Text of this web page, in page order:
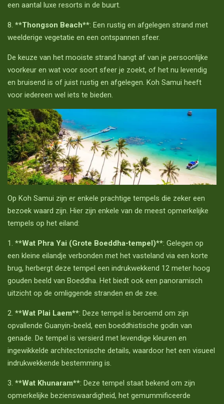
een aantal luxe resorts in de buurt.
8. **Thongson Beach**: Een rustig en afgelegen strand met
weelderige vegetatie en een ontspannen sfeer.
De keuze van het mooiste strand hangt af van je persoonlijke
voorkeur en wat voor soort sfeer je zoekt, of het nu levendig
en bruisend is of juist rustig en afgelegen. Koh Samui heeft
voor iedereen wel iets te bieden.
Op Koh Samui zijn er enkele prachtige tempels die zeker een
bezoek waard zijn. Hier zijn enkele van de meest opmerkelijke
tempels op het eiland:
1. **Wat Phra Yai (Grote Boeddha-tempel)**: Gelegen op
een kleine eilandje verbonden met het vasteland via een korte
brug, herbergt deze tempel een indrukwekkend 12 meter hoog
gouden beeld van Boeddha. Het biedt ook een panoramisch
uitzicht op de omliggende stranden en de zee.
2. **Wat Plai Laem**: Deze tempel is beroemd om zijn
opvallende Guanyin-beeld, een boeddhistische godin van
genade. De tempel is versierd met levendige kleuren en
ingewikkelde architectonische details, waardoor het een visueel
indrukwekkende bestemming is.
3. **Wat Khunaram**: Deze tempel staat bekend om zijn
opmerkelijke bezienswaardigheid, het gemummificeerde